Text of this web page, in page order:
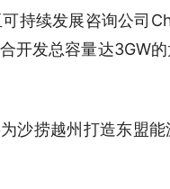
持续发展咨询公司
开发总容量达3GW
沙捞越州打造东盟